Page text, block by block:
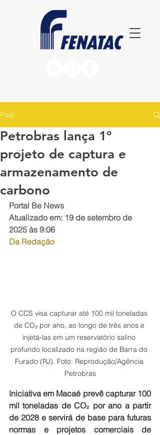
Post
Petrobras lança 1º
projeto de captura e
armazenamento de
carbono
Portal Be News
Atualizado em: 19 de setembro de
2025 às 9:06
Da Redação
O CCS visa capturar até 100 mil toneladas
de CO₂ por ano, ao longo de três anos e
injetá-las em um reservatório salino
profundo localizado na região de Barra do
Furado (RJ). Foto: Reprodução/Agência
Petrobras
Iniciativa em Macaé prevê capturar 100
mil toneladas de CO₂ por ano a partir
de 2028 e servirá de base para futuras
normas e projetos comerciais de